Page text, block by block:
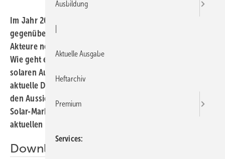
Im Jahr 2002 ist der Solarthermie- Markt um 40 %
gegenüber dem Vorjahr eingebrochen. Diese für viele
Akteure neue Erfahrung hat die Branche verunsichert.
Wie geht es nun in diesem Jahr weiter? Wird es einen
solaren Aufschwung geben? Der folgende Beitrag bietet
aktuelle Daten und Fakten zum Marktgeschehen und zu
den Aussichten. Vorgestellt werden zudem einige fürs
Solar-Marketing interessante Ergebnisse aus einer
aktuellen Marktforschungsstudie.
Downloads:
Ausbildung
Aktuelle Ausgabe
Heftarchiv
Premium
Services